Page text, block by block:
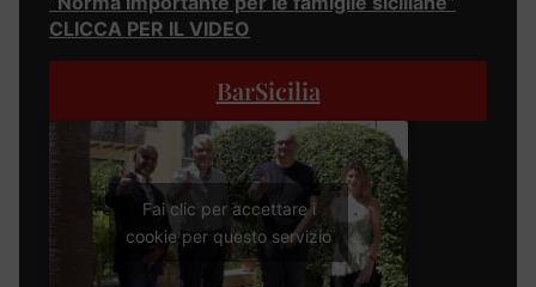
CLICCA PER IL VIDEO
BarSicilia
Fai clic per accettare i
cookie per questo servizio